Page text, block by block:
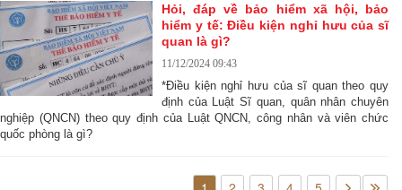
Hỏi, đáp về bảo hiểm xã hội, bảo
hiểm y tế: Điều kiện nghỉ hưu của sĩ
quan là gì?
11/12/2024 09:43
*Điều kiện nghỉ hưu của sĩ quan theo quy
định của Luật Sĩ quan, quân nhân chuyên
nghiệp (QNCN) theo quy định của Luật QNCN, công nhân và viên chức
quốc phòng là gì?